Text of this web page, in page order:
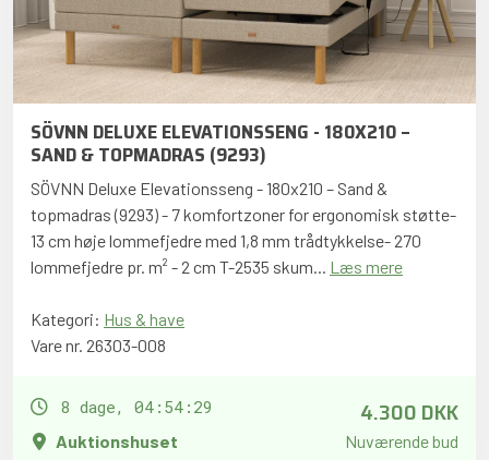
SÖVNN DELUXE ELEVATIONSSENG - 180X210 –
SAND & TOPMADRAS (9293)
SÖVNN Deluxe Elevationsseng - 180x210 – Sand &
topmadras (9293) - 7 komfortzoner for ergonomisk støtte-
13 cm høje lommefjedre med 1,8 mm trådtykkelse- 270
lommefjedre pr. m² - 2 cm T-2535 skum... Læs mere
Kategori: Hus & have
Vare nr. 26303-008
8 dage, 04:54:28
Auktionshuset
4.300 DKK
Nuværende bud